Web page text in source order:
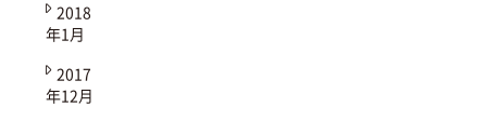
2018
年1月
2017
年12月